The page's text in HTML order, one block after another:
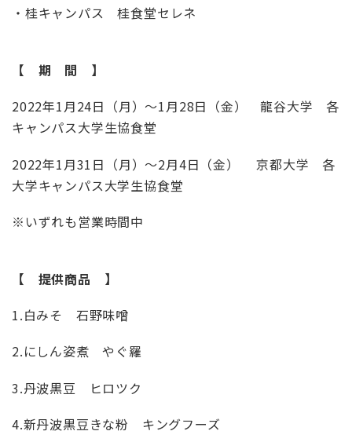
・桂キャンパス 桂食堂セレネ
【 期 間 】
2022年1月24日（月）～1月28日（金） 龍谷大学 各
キャンパス大学生協食堂
2022年1 月31 日（月）～2月4日（金） 京都大学 各
大学キャンパス大学生協食堂
※いずれも営業時間中
【 提供商品 】
1.白みそ 石野味噌
2.にしん姿煮 やぐ羅
3.丹波黒豆 ヒロツク
4.新丹波黒豆きな粉 キングフーズ